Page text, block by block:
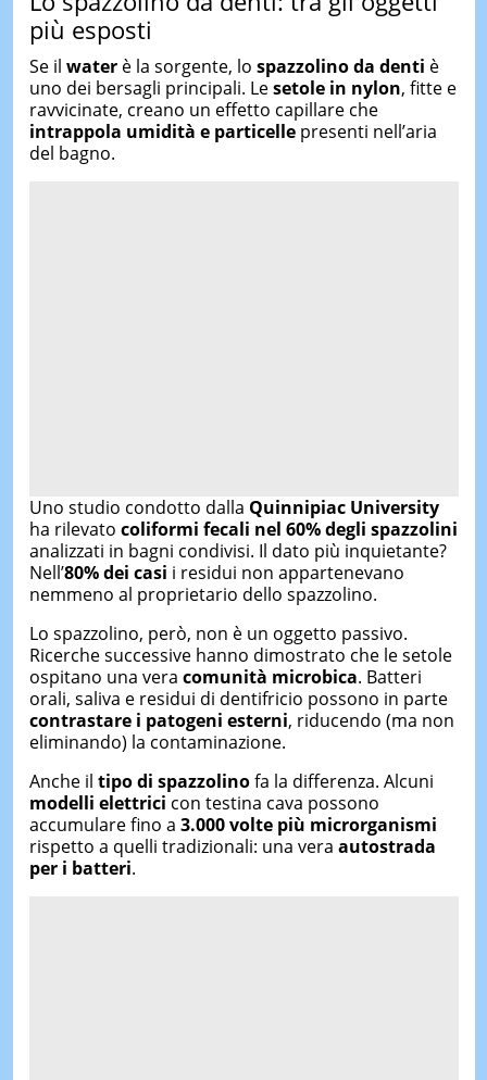
più esposti
Se il waterè la sorgente, lo spazzolino da denti è
uno dei bersagli principali. Lesetole in nylon, fitte e
ravvicinate, creano un effetto capillare che
intrappola umidità e particellepresenti nell’aria
del bagno.
Uno studio condotto dalla Quinnipiac University
ha rilevato coliformi fecali nel 60% degli spazzolini
analizzati in bagni condivisi. Il dato più inquietante?
Nell’80% dei casi i residui non appartenevano
nemmeno al proprietario dello spazzolino.
Lo spazzolino, però, non è un oggetto passivo.
Ricerche successive hanno dimostrato che le setole
ospitano una vera comunità microbica. Batteri
orali, saliva e residui di dentifricio possono in parte
contrastare i patogeni esterni, riducendo (ma non
eliminando) la contaminazione.
Anche il tipo di spazzolinofa la differenza. Alcuni
modelli elettrici con testina cava possono
accumulare fino a 3.000 volte più microrganismi
rispetto a quelli tradizionali: una vera autostrada
per i batteri.